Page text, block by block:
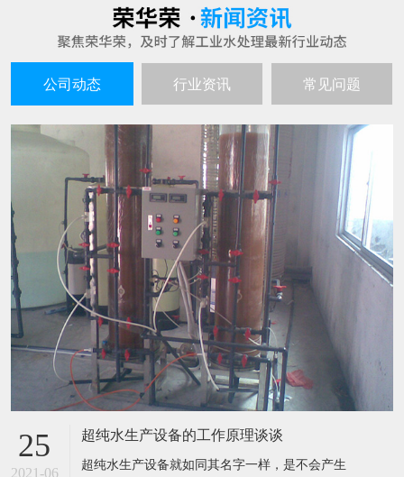
25
2021-06
超纯水生产设备的工作原理谈谈
超纯水生产设备就如同其名字一样，是不会产生
污水的，生产出来的水质是高的且不间断，因此
也就深受到企业者的喜爱，超纯水生产的设备主
要也是用在水处理和电子工业以及实验室呀等行
业中的。 超纯水生产设备的工作原理： 超纯水生
产设备的工作过程通过交换羟基离子或氢氧根离
子去除不想要的离子，然后将这些
25
2021-06
水处理设备在生产过程中有哪些特点
随着人们环保意识的不断增强，越来越多的企业
都会选用水处理设备来进行水的生产过滤。那
么，这种设备具有哪些特点呢? 1、成本投入少，
出水水质好。 2、工业食品超纯水设备多采用多
介质过滤器、活性炭过滤器作及保安过滤器作为
预处理，能有效去除原水中的悬浮物、胶体、泥
25
2021-06
反渗透膜污染的形成及其设备的维护
反渗透膜，是膜法污水处理最重要的核心部件，